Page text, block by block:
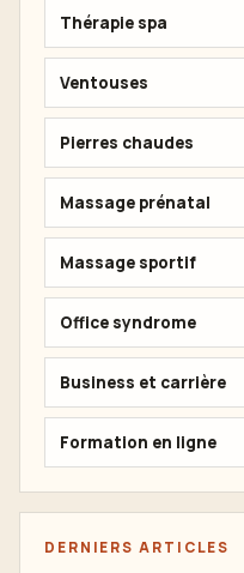
Thérapie spa
Ventouses
Pierres chaudes
Massage prénatal
Massage sportif
Office syndrome
Business et carrière
Formation en ligne
DERNIERS ARTICLES